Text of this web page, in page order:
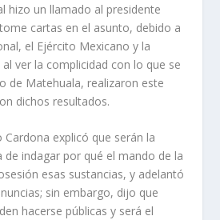
hizo un llamado al presidente
cartas en el asunto, debido a
el Ejército Mexicano y la
al ver la complicidad con lo que se
de Matehuala, realizaron este
dichos resultados.
Cardona explicó que serán la
de indagar por qué el mando de la
esas sustancias, y adelantó
sin embargo, dijo que
hacerse públicas y será el